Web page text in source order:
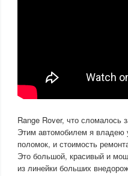
Range Rover, что сломалось
Этим автомобилем я владею
поломок, и стоимость
Это большой, красивый и
из линейки больших